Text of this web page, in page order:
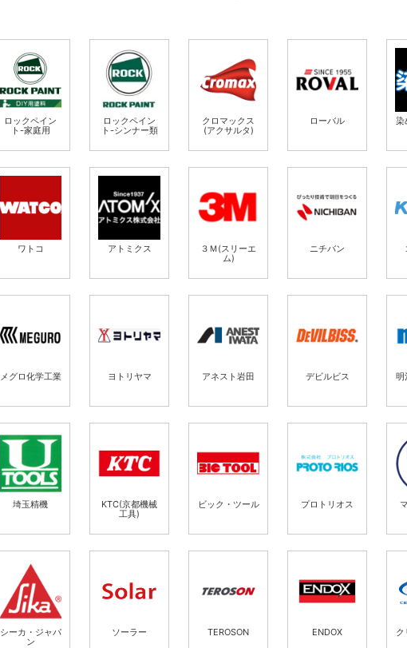
ロックペイン
ト-家庭用
ロックペイン
ト-シンナー類
クロマックス
(アクサルタ)
ローバル
染
ワトコ アトミクス
３Ｍ(スリーエ
ム)
ニチバン
メグロ化学工業 ヨトリヤマ アネスト岩田 デビルビス 明
埼玉精機
KTC(京都機械
工具)
ビック・ツール プロトリオス
シーカ・ジャパ
ン
ソーラー TEROSON ENDOX
ク